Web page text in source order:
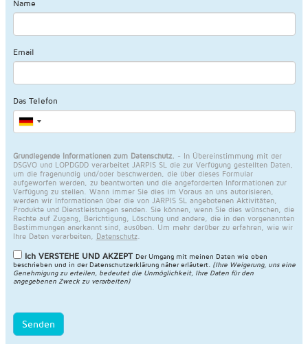
Name
Email
Das Telefon
Grundlegende Informationen zum Datenschutz. - In Übereinstimmung mit der
DSGVO und LOPDGDD verarbeitet JARPIS SL die zur Verfügung gestellten Daten,
um die fragenundig und/oder beschwerden, die über dieses Formular
aufgeworfen werden, zu beantworten und die angeforderten Informationen zur
Verfügung zu stellen. Wann immer Sie dies im Voraus an uns autorisieren,
werden wir Informationen über die von JARPIS SL angebotenen Aktivitäten,
Produkte und Dienstleistungen senden. Sie können, wenn Sie dies wünschen, die
Rechte auf Zugang, Berichtigung, Löschung und andere, die in den vorgenannten
Bestimmungen anerkannt sind, ausüben. Um mehr darüber zu erfahren, wie wir
Ihre Daten verarbeiten,
Datenschutz.
Ich VERSTEHE UND AKZEPT Der Umgang mit meinen Daten wie oben
beschrieben und in derDatenschutzerklärung näher erläutert. (Ihre Weigerung, uns eine
Genehmigung zu erteilen, bedeutet die Unmöglichkeit, Ihre Daten für den
angegebenen Zweck zu verarbeiten)
Senden